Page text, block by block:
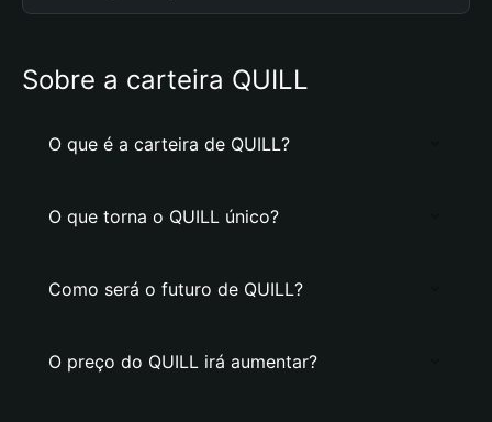
Sobre a carteira QUILL
O que é a carteira de QUILL?
O que torna o QUILL único?
Como será o futuro de QUILL?
O preço do QUILL irá aumentar?